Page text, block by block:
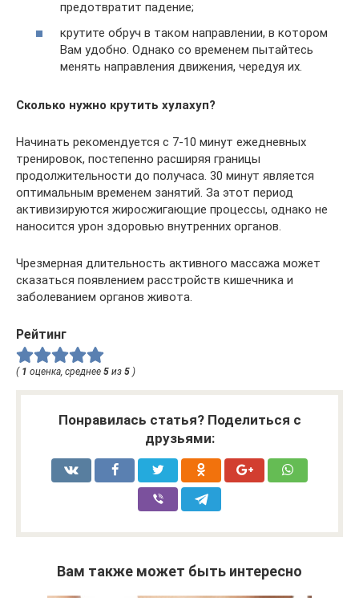
предотвратит падение;
крутите обруч в таком направлении, в котором
Вам удобно. Однако со временем пытайтесь
менять направления движения, чередуя их.
Сколько нужно крутить хулахуп?
Начинать рекомендуется с 7-10 минут ежедневных
тренировок, постепенно расширяя границы
продолжительности до получаса. 30 минут является
оптимальным временем занятий. За этот период
активизируются жиросжигающие процессы, однако не
наносится урон здоровью внутренних органов.
Чрезмерная длительность активного массажа может
сказаться появлением расстройств кишечника и
заболеванием органов живота.
Рейтинг
( 1 оценка, среднее 5 из 5 )
Понравилась статья? Поделиться с
друзьями:
Вам также может быть интересно